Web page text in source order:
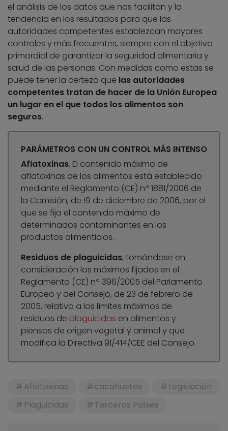
el análisis de los datos que nos facilitan y la
tendencia en los resultados para que las
autoridades competentes establezcan mayores
controles y más frecuentes, siempre con el objetivo
primordial de garantizar la seguridad alimentaria y
salud de las personas. Con medidas como estas se
puede tener la certeza que las autoridades
competentes tratan de hacer de la Unión Europea
un lugar en el que todos los alimentos son
seguros.
PARÁMETROS CON UN CONTROL MÁS INTENSO
Aflatoxinas. El contenido máximo de
aflatoxinas de los alimentos está establecido
mediante el Reglamento (CE) nº 1881/2006 de
la Comisión, de 19 de diciembre de 2006, por el
que se fija el contenido máximo de
determinados contaminantes en los
productos alimenticios.
Residuos de plaguicidas, tomándose en
consideración los máximos fijados en el
Reglamento (CE) nº 396/2005 del Parlamento
Europeo y del Consejo, de 23 de febrero de
2005, relativo a los límites máximos de
residuos de plaguicidas en alimentos y
piensos de origen vegetal y animal y que
modifica la Directiva 91/414/CEE del Consejo.
Aflatoxinas cacahuetes
Legislación
Plaguicidas
Terceros Países